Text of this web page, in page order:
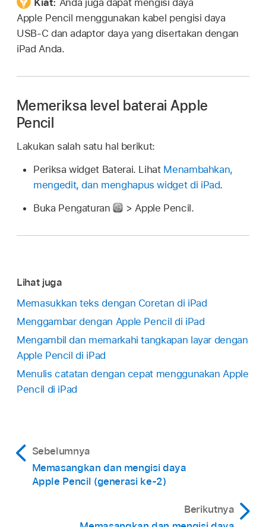
Apple Pencil menggunakan kabel pengisi daya
USB-C dan adaptor daya yang disertakan dengan
iPad Anda.
Memeriksa level baterai Apple
Pencil
Lakukan salah satu hal berikut:
Periksa widget Baterai. Lihat Menambahkan,
mengedit, dan menghapus widget di iPad.
Buka Pengaturan
> Apple Pencil.
Lihat juga
Memasukkan teks dengan Coretan di iPad
Menggambar dengan Apple Pencil di iPad
Mengambil dan memarkahi tangkapan layar dengan
Apple Pencil di iPad
Menulis catatan dengan cepat menggunakan Apple
Pencil di iPad
Sebelumnya
Memasangkan dan mengisi daya
Apple Pencil (generasi ke-2)
Berikutnya